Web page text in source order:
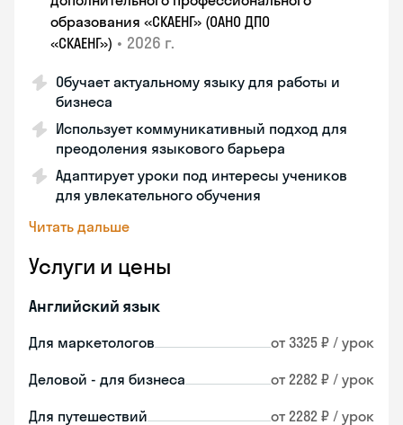
образования «СКАЕНГ» (ОАНО ДПО
«СКАЕНГ») • 2026 г.
Обучает актуальному языку для работы и
бизнеса
Использует коммуникативный подход для
преодоления языкового барьера
Адаптирует уроки под интересы учеников
для увлекательного обучения
Читать дальше
Услуги и цены
Английский язык
Для маркетологов от 3325 ₽ / урок
Деловой - для бизнеса от 2282 ₽ / урок
Для путешествий от 2282 ₽ / урок